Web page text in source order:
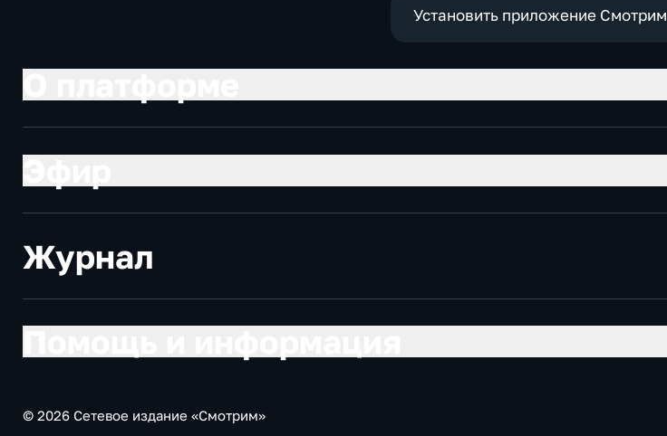
Установить приложение Смотрим
Журнал
© 2026 Сетевое издание «Смотрим»